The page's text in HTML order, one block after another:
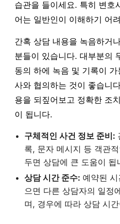
습관을 들이세요. 특히 변호
어는 일반인이 이해하기 어
간혹 상담 내용을 녹음하거
분들이 있습니다. 대부분의
동의 하에 녹음 및 기록이
사와 협의하는 것이 좋습니
용을 되짚어보고 정확한 조
이 됩니다.
구체적인 사건 정보 준비:
록, 문자 메시지 등 객관
두면 상담에 큰 도움이 됩
상담 시간 준수: 예약된
으면 다른 상담자의 일정
며, 경우에 따라 상담 시